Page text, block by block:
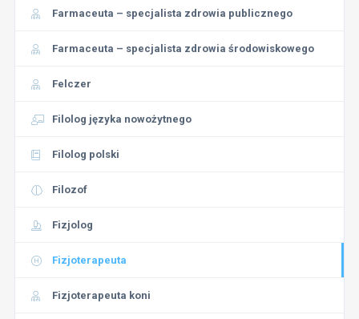
Farmaceuta – specjalista zdrowia publicznego
Farmaceuta – specjalista zdrowia środowiskowego
Felczer
Filolog języka nowożytnego
Filolog polski
Filozof
Fizjolog
Fizjoterapeuta
Fizjoterapeuta koni